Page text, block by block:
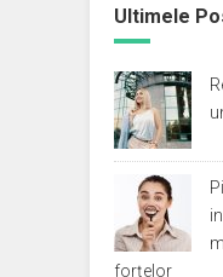
Ultimele
forțelor